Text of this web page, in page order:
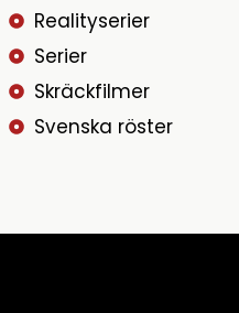
Realityserier
Serier
Skräckfilmer
Svenska röster